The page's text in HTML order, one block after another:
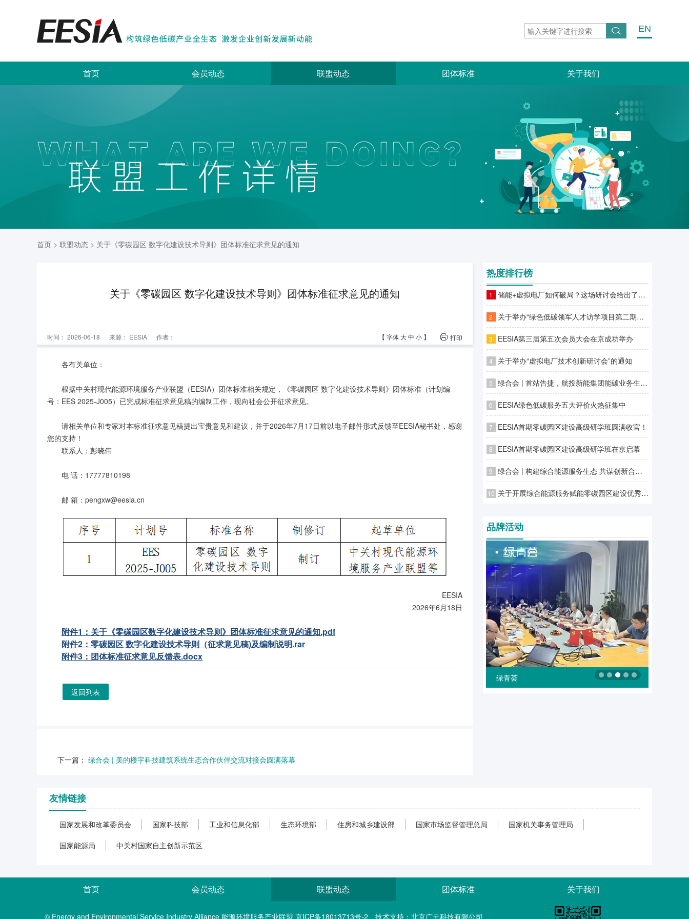
EN
首页 会员动态 联盟动态 团体标准 关于我们
首页 > 联盟动态 > 关于《零碳园区 数字化建设技术导则》团体标准征求意见的通知
关于《零碳园区 数字化建设技术导则》团体标准征求意见的通知
时间： 2026-06-18 来源： EESIA 作者： 打印
【 字体 大中 小 】
各有关单位：
根据中关村现代能源环境服务产业联盟（EESIA）团体标准相关规定，《零碳园区 数字化建设技术导则》团体标准（计划编
号：EES 2025-J005）已完成标准征求意见稿的编制工作，现向社会公开征求意见。
请相关单位和专家对本标准征求意见稿提出宝贵意见和建议，并于2026年7月17日前以电子邮件形式反馈至EESIA秘书处，感谢
您的支持！
联系人：彭晓伟
电 话：17777810198
邮 箱：pengxw@eesia.cn
EESIA
2026年6月18日
附件1：关于《零碳园区数字化建设技术导则》团体标准征求意见的通知.pdf
附件2：零碳园区 数字化建设技术导则（征求意见稿)及编制说明.rar
附件3：团体标准征求意见反馈表.docx
返回列表
下一篇： 绿合会 | 美的楼宇科技建筑系统生态合作伙伴交流对接会圆满落幕
热度排行榜
1 储能+虚拟电厂如何破局？这场研讨会给出了答案
2 关于举办“绿色低碳领军人才访学项目第二期—零碳园区建设高级研学班”的通知
3 EESIA第三届第五次会员大会在京成功举办
4 关于举办“虚拟电厂技术创新研讨会”的通知
5 绿合会 | 首站告捷，航投新能集团能碳业务生态合作伙伴专场对接会广州站圆满落幕
6 EESIA绿色低碳服务五大评价火热征集中
7 EESIA首期零碳园区建设高级研学班圆满收官！
8 EESIA首期零碳园区建设高级研学班在京启幕
9 绿合会 | 构建综合能源服务生态 共谋创新合作发展潜力
10 关于开展综合能源服务赋能零碳园区建设优秀案例征集工作的通知
品牌活动
绿青荟
友情链接
国家发展和改革委员会 国家科技部 工业和信息化部 生态环境部 住房和城乡建设部 国家市场监督管理总局 国家机关事务管理局
国家能源局 中关村国家自主创新示范区
首页 会员动态 联盟动态 团体标准 关于我们
© Energy and Environmental Service Industry Alliance 能源环境服务产业联盟 京ICP备18013713号-2 技术支持：北京广元科技有限公司